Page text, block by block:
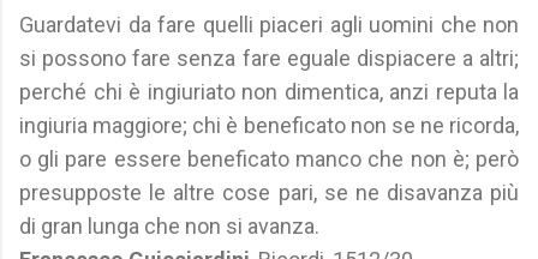
Guardatevi da fare quelli piaceri agli uomini che non
si possono fare senza fare eguale dispiacere a altri;
perché chi è ingiuriato non dimentica, anzi reputa la
ingiuria maggiore; chi è beneficato non se ne ricorda,
o gli pare essere beneficato manco che non è; però
presupposte le altre cose pari, se ne disavanza più
di gran lunga che non si avanza.